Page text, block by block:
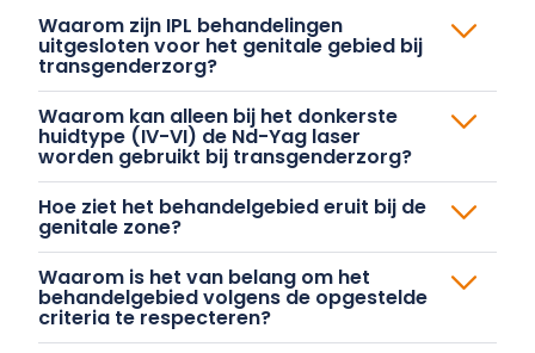
Waarom zijn IPL behandelingen
uitgesloten voor het genitale gebied bij
transgenderzorg?
Waarom kan alleen bij het donkerste
huidtype (IV-VI) de Nd-Yag laser
worden gebruikt bij transgenderzorg?
Hoe ziet het behandelgebied eruit bij de
genitale zone?
Waarom is het van belang om het
behandelgebied volgens de opgestelde
criteria te respecteren?